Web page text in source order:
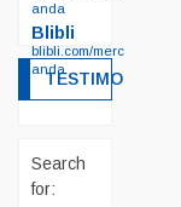
anda
Blibli
blibli.com/merchant/toko-
anda
TESTIMONIAL
Search
for: